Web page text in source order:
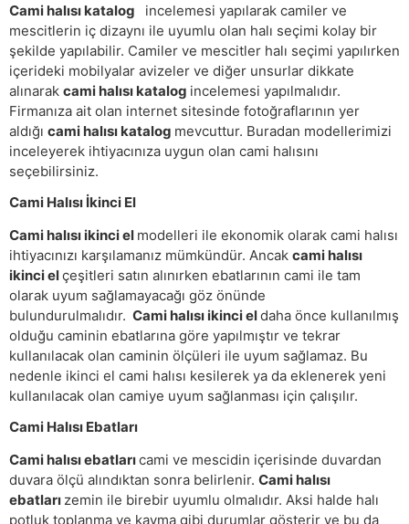
Cami halısı katalog
incelemesi yapılarak camiler ve
mescitlerin iç dizaynı ile uyumlu olan halı seçimi kolay bir
şekilde yapılabilir. Camiler ve mescitler halı seçimi yapılırken
içerideki mobilyalar avizeler ve diğer unsurlar dikkate
alınarak cami halısı katalog incelemesi yapılmalıdır.
Firmanıza ait olan internet sitesinde fotoğraflarının yer
aldığı cami halısı katalog mevcuttur. Buradan modellerimizi
inceleyerek ihtiyacınıza uygun olan cami halısını
seçebilirsiniz.
Cami Halısı İkinci El
Cami halısı ikinci el modelleri ile ekonomik olarak cami halısı
ihtiyacınızı karşılamanız mümkündür. Ancak cami halısı
ikinci elçeşitleri satın alınırken ebatlarının cami ile tam
olarak uyum sağlamayacağı göz önünde
bulundurulmalıdır. Cami halısı ikinci eldaha önce kullanılmış
olduğu caminin ebatlarına göre yapılmıştır ve tekrar
kullanılacak olan caminin ölçüleri ile uyum sağlamaz. Bu
nedenle ikinci el cami halısı kesilerek ya da eklenerek yeni
kullanılacak olan camiye uyum sağlanması için çalışılır.
Cami Halısı Ebatları
Cami halısı ebatlarıcami ve mescidin içerisinde duvardan
duvara ölçü alındıktan sonra belirlenir. Cami halısı
ebatları zemin ile birebir uyumlu olmalıdır. Aksi halde halı
potluk toplanma ve kayma gibi durumlar gösterir ve bu da